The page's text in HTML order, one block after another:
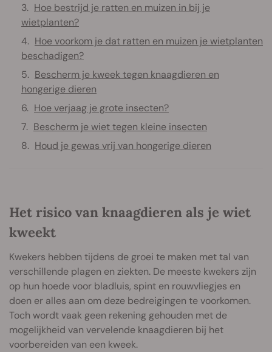
Hoe bestrijd je ratten en muizen in bij je
wietplanten?
Hoe voorkom je dat ratten en muizen je wietplanten
beschadigen?
Bescherm je kweek tegen knaagdieren en
hongerige dieren
Hoe verjaag je grote insecten?
Bescherm je wiet tegen kleine insecten
Houd je gewas vrij van hongerige dieren
Het risico van knaagdieren als je wiet
kweekt
Kwekers hebben tijdens de groei te maken met tal van
verschillende plagen en ziekten. De meeste kwekers zijn
op hun hoede voor bladluis, spint en rouwvliegjes en
doen er alles aan om deze bedreigingen te voorkomen.
Toch wordt vaak geen rekening gehouden met de
mogelijkheid van vervelende knaagdieren bij het
voorbereiden van een kweek.